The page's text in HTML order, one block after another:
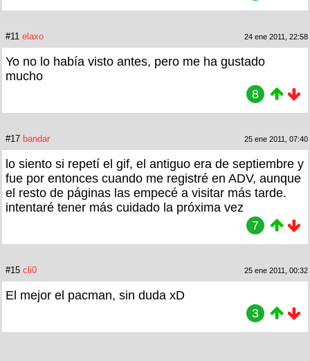
#11 elaxo 24 ene 2011, 22:58
Yo no lo había visto antes, pero me ha gustado
mucho
8
#17 bandar 25 ene 2011, 07:40
lo siento si repetí el gif, el antiguo era de septiembre y
fue por entonces cuando me registré en ADV, aunque
el resto de páginas las empecé a visitar más tarde.
intentaré tener más cuidado la próxima vez
7
#15 cli0 25 ene 2011, 00:32
El mejor el pacman, sin duda xD
3